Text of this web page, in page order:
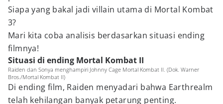
Siapa yang bakal jadi villain utama di Mortal Kombat
3?
Mari kita coba analisis berdasarkan situasi ending
filmnya!
Situasi di ending Mortal Kombat II
Raiden dan Sonya menghampiri Johnny Cage Mortal Kombat II. (Dok. Warner
Bros./Mortal Kombat II)
Di ending film, Raiden menyadari bahwa Earthrealm
telah kehilangan banyak petarung penting.